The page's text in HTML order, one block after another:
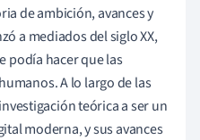
de ambición, avances y
a mediados del siglo XX,
podía hacer que las
A lo largo de las
teórica a ser un
moderna, y sus avances